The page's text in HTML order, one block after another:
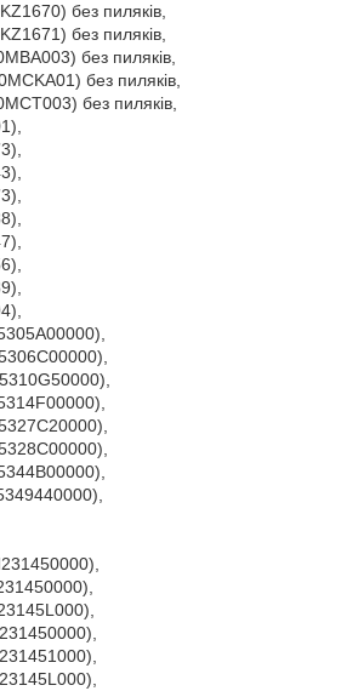
без пиляків,
без пиляків,
без пиляків,
без пиляків,
без пиляків,